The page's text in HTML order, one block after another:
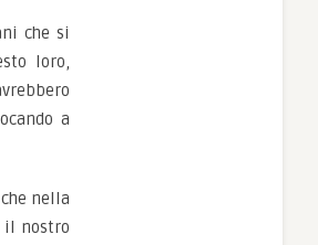
che si
loro,
a
nella
il nostro